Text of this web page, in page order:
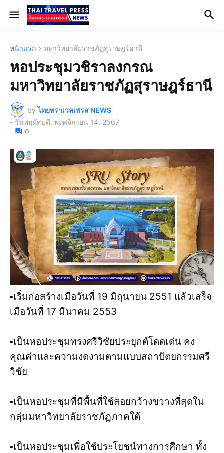
หน้าแรก มหาวิทยาลัยราชภัฏสุราษฎร์ธานี
หอประชุมวชิราลงกรณ
มหาวิทยาลัยราชภัฏสุราษฎร์ธานี
by ไทยทราเวลเพรส NEWS
- วันพฤหัสบดี, พฤศจิกายน 14, 2567
0
▪️เริ่มก่อสร้างเมื่อวันที่ 19 มิถุนายน 2551 แล้วเสร็จ
เมื่อวันที่ 17 มีนาคม 2553
▪️เป็นหอประชุมทรงศรีวิชัยประยุกต์โดดเด่น คง
คุณค่าและความงดงามตามแบบสถาปัตยกรรมศรี
วิชัย
▪️เป็นหอประชุมที่มีพื้นที่ใช้สอยกว้างขวางที่สุดใน
กลุ่มมหาวิทยาลัยราชภัฏภาคใต้
▪️เป็นหอประชุมเพื่อใช้ประโยชน์ทางการศึกษา ทั้ง